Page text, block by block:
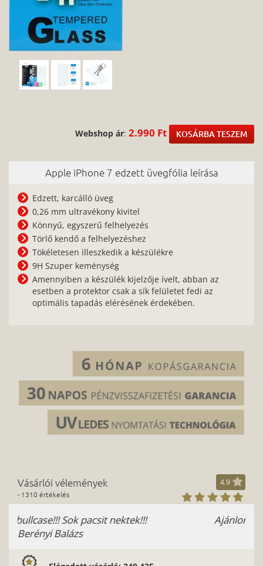
Webshop ár: 2.990 Ft KOSÁRBA TESZEM
Apple iPhone 7 edzett üvegfólia leírása
Edzett, karcálló üveg
0,26 mm ultravékony kivitel
Könnyű, egyszerű felhelyezés
Törlő kendő a felhelyezéshez
Tökéletesen illeszkedik a készülékre
9H Szuper keménység
Amennyiben a készülék kijelzője ívelt, abban az
esetben a protektor csak a sík felületet fedi az
optimális tapadás elérésének érdekében.
Vásárlói vélemények
- 1310 értékelés
4.9
Ajánlom - Pálfalvi Zsuzsanna